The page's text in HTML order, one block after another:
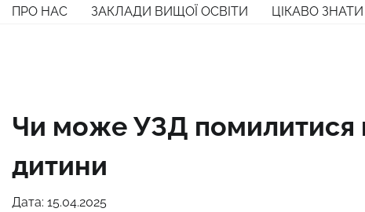
Перейти
ПРО НАС ЗАКЛАДИ ВИЩОЇ ОСВІТИ ЦІКАВО ЗНАТИ
Чи може УЗД помилитися
дитини
Дата: 15.04.2025